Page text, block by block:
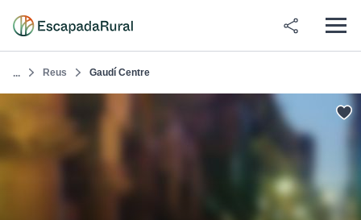
... Reus Gaudí Centre